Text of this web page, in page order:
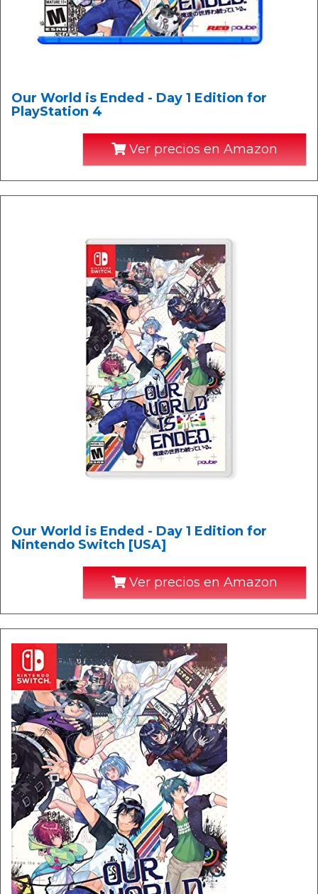
Our World is Ended - Day 1 Edition for
PlayStation 4
Ver precios en Amazon
Our World is Ended - Day 1 Edition for
Nintendo Switch [USA]
Ver precios en Amazon